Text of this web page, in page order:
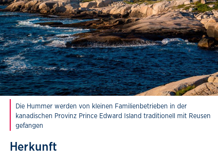
Herkunft
Die Hummer werden von kleinen Familienbetrieben in der
kanadischen Provinz Prince Edward Island traditionell mit Reusen
gefangen